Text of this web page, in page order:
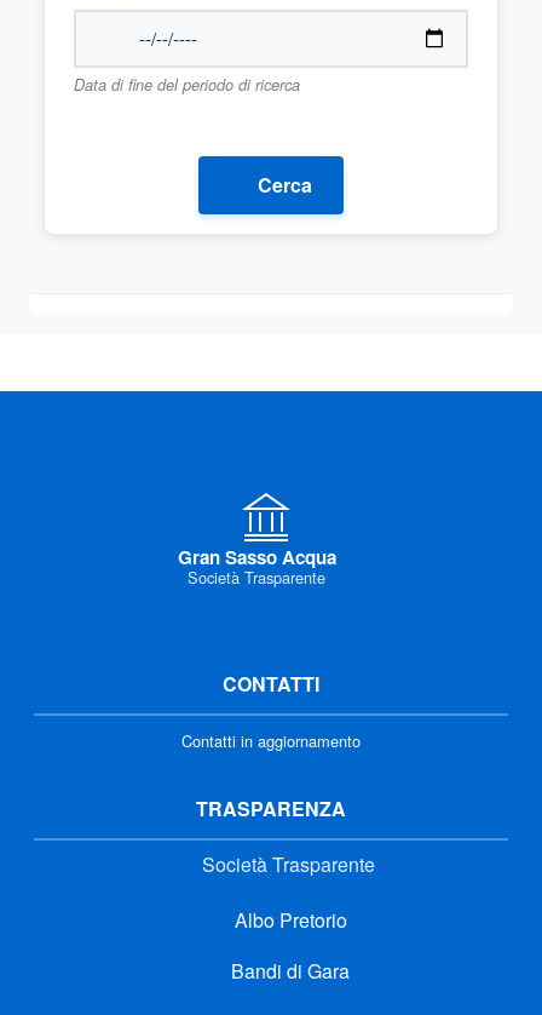
Data di fine del periodo di ricerca
Cerca
Gran Sasso Acqua
Società Trasparente
CONTATTI
Contatti in aggiornamento
TRASPARENZA
Società Trasparente
Albo Pretorio
Bandi di Gara